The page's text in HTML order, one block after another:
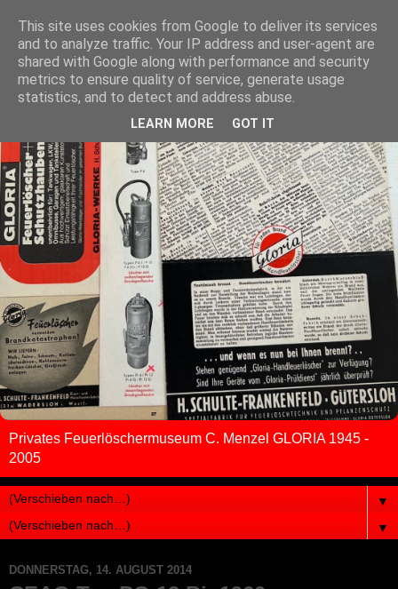
Privates Feuerlöschermuseum C. Menzel GLORIA 1945 -
2005
▼
▼
DONNERSTAG, 14. AUGUST 2014
This site uses cookies from Google to deliver its services
and to analyze traffic. Your IP address and user-agent are
shared with Google along with performance and security
metrics to ensure quality of service, generate usage
statistics, and to detect and address abuse.
LEARN MORE GOT IT